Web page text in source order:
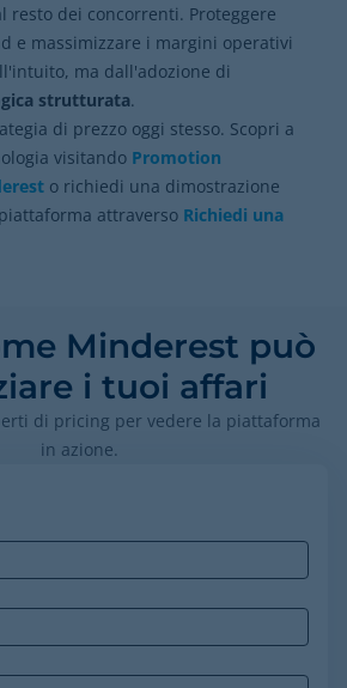
resto dei concorrenti. Proteggere
e massimizzare i margini operativi
ma dall'adozione di
strutturata.
di prezzo oggi stesso. Scopri a
visitando Promotion
o richiedi una dimostrazione
attraverso Richiedi una
Minderest può
i tuoi affari
di pricing per vedere la piattaforma
in azione.